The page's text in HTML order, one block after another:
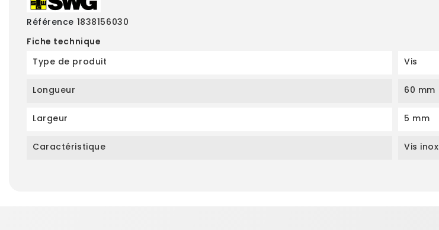
Référence 1838156030
Fiche technique
Type de produit
Vis
Longueur 60 mm
Largeur 5 mm
Caractéristique Vis inox